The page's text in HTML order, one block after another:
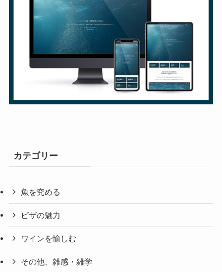
カテゴリー
魚を究める
ピザの魅力
ワインを愉しむ
その他、雑感・雑学